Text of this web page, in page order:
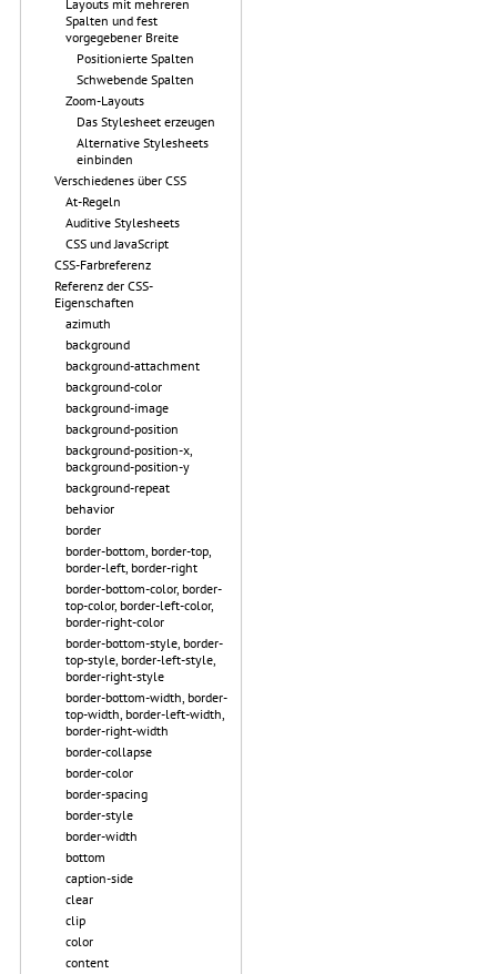
Layouts mit mehreren
Spalten und fest
vorgegebener Breite
Positionierte Spalten
Schwebende Spalten
Zoom-Layouts
Das Stylesheet erzeugen
Alternative Stylesheets
einbinden
Verschiedenes über CSS
At-Regeln
Auditive Stylesheets
CSS und JavaScript
CSS-Farbreferenz
Referenz der CSS-
Eigenschaften
azimuth
background
background-attachment
background-color
background-image
background-position
background-position-x,
background-position-y
background-repeat
behavior
border
border-bottom, border-top,
border-left, border-right
border-bottom-color, border-
top-color, border-left-color,
border-right-color
border-bottom-style, border-
top-style, border-left-style,
border-right-style
border-bottom-width, border-
top-width, border-left-width,
border-right-width
border-collapse
border-color
border-spacing
border-style
border-width
bottom
caption-side
clear
clip
color
content